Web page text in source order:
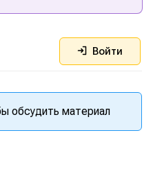
Войти
обсудить материал